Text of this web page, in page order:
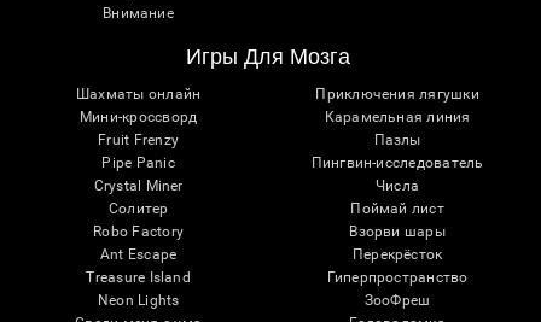
Внимание
Игры Для Мозга
Шахматы онлайн
Мини-кроссворд
Fruit Frenzy
Pipe Panic
Crystal Miner
Солитер
Robo Factory
Ant Escape
Treasure Island
Neon Lights
Приключения лягушки
Карамельная линия
Пазлы
Пингвин-исследователь
Числа
Поймай лист
Взорви шары
Перекрёсток
Гиперпространство
ЗооФреш